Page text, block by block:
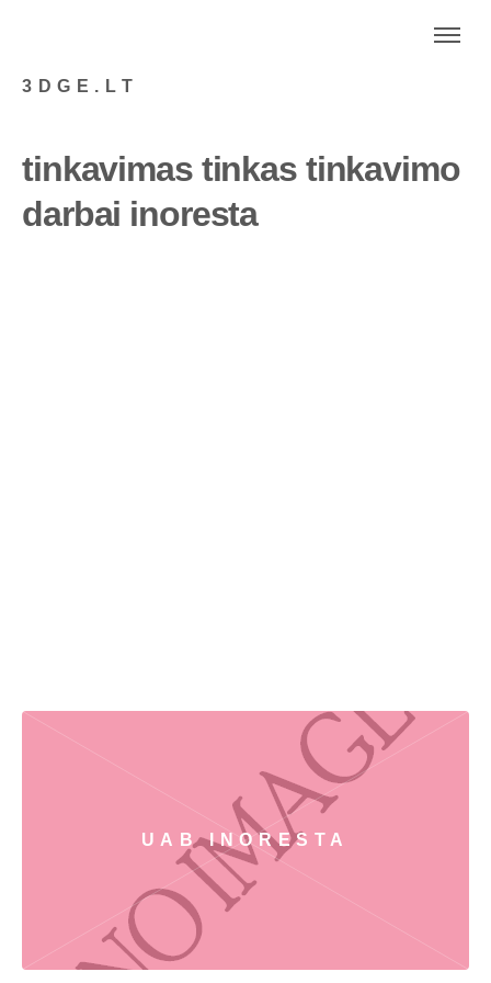
3DGE.LT
tinkavimas tinkas tinkavimo
darbai inoresta
UAB INORESTA